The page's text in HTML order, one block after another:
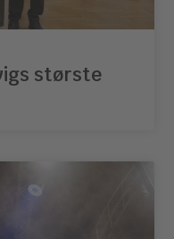
største